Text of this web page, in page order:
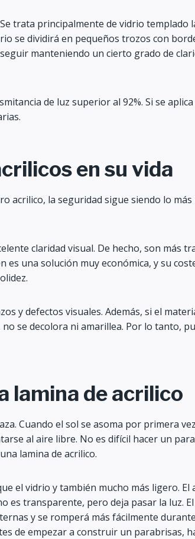
trata principalmente de vidrio templado
se dividirá en pequeños trozos con
manteniendo un cierto grado de
de luz superior al 92%. Si se
en su vida
acrilico, la seguridad sigue siendo lo
claridad visual. De hecho, son más
una solución muy económica, y su
y defectos visuales. Además, si el
se decolora ni amarillea. Por lo tanto,
lamina de acrilico
Cuando el sol se asoma por primera
al aire libre. No es difícil hacer un
lamina de acrilico.
el vidrio y también mucho más ligero.
transparente, pero deja pasar la luz.
y se romperá más fácilmente
de empezar a construir un parabrisas,